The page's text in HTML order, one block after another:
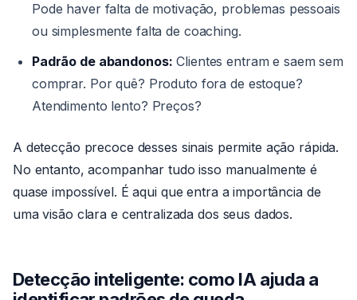
Pode haver falta de motivação, problemas pessoais
ou simplesmente falta de coaching.
Padrão de abandonos: Clientes entram e saem sem
comprar. Por quê? Produto fora de estoque?
Atendimento lento? Preços?
A detecção precoce desses sinais permite ação rápida.
No entanto, acompanhar tudo isso manualmente é
quase impossível. É aqui que entra a importância de
uma visão clara e centralizada dos seus dados.
Detecção inteligente: como IA ajuda a